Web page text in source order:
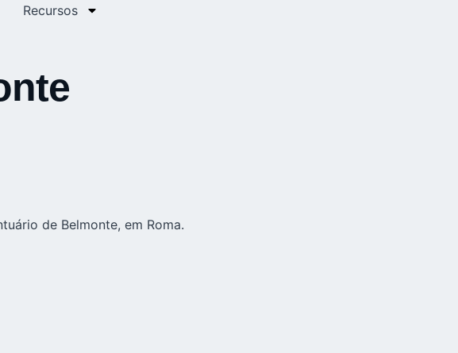
Recursos
de Belmonte, em Roma.